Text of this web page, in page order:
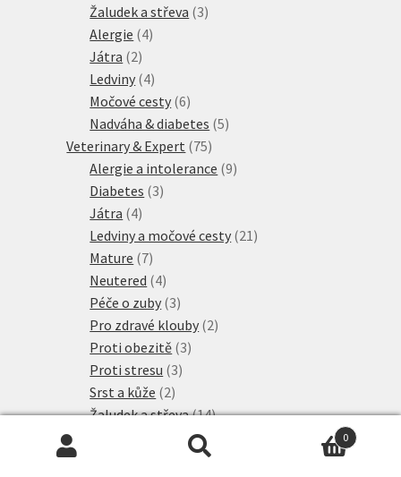
produktů
Žaludek a střeva 33
Alergie 44
Játra 22
produkty
Ledviny 44
produkty
Močové cesty 66
produktů
Nadváha & diabetes 55
Veterinary & Expert 7575
produktů
Alergie a intolerance 99
Diabetes 33
Játra 44
produkty
Ledviny a močové cesty 21 21
Mature 77
produktů
Neutered 44
produkty
Péče o zuby 33
produkty
Pro zdravé klouby 22
Proti obezitě 33
Proti stresu 33
Srst a kůže 22
produkty
Žaludek a střeva 1414
Visán Optimanova 66
produktů
Whiskas Granule
20
0